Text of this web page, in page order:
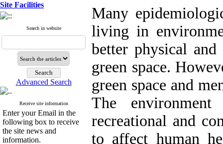
Site Facilities
Search in website
Advanced Search
Receive site information
Enter your Email in the
following box to receive
the site news and
information.
Many
living in
better physical
green space.
green space and
The
recreational and
to affect human